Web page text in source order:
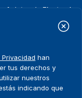
Asistencia Electoral
han
tus derechos y
nuestros
indicando que